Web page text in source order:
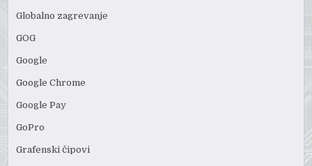
Globalno zagrevanje
GOG
Google
Google Chrome
Google Pay
GoPro
Grafenski čipovi